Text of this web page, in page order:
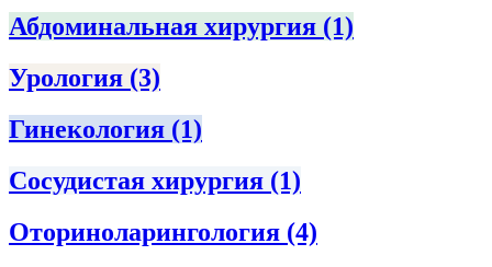
Абдоминальная хирургия (1)
Урология (3)
Гинекология (1)
Сосудистая хирургия (1)
Оториноларингология (4)